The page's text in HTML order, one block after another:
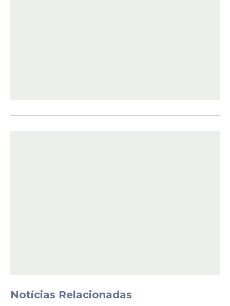
unidade paulista entre as contempladas
novamente a diversidade geográfica das
Notícias Relacionadas